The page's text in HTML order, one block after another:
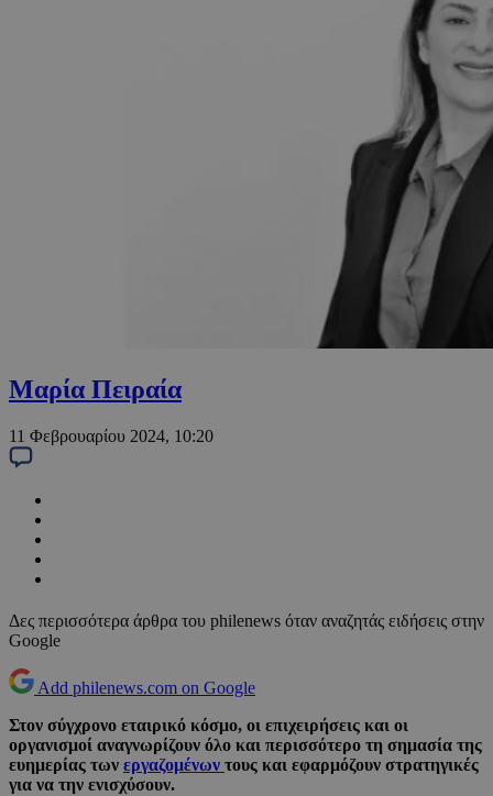
Μαρία Πειραία
11 Φεβρουαρίου 2024, 10:20
Δες περισσότερα άρθρα του philenews όταν αναζητάς ειδήσεις στην
Google
Add philenews.com on Google
Στον σύγχρονο εταιρικό κόσμο, οι επιχειρήσεις και οι
οργανισμοί αναγνωρίζουν όλο και περισσότερο τη σημασία της
ευημερίας των εργαζομένων τους και εφαρμόζουν στρατηγικές
για να την ενισχύσουν.